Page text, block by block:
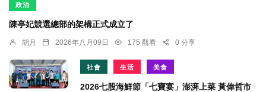
政治
陳亭妃競選總部的架構正式成立了
胡月 2026年八月09日 175 觀看 0 分享
社會 生活 美食
2026七股海鮮節「七寶宴」澎湃上菜 黃偉哲市